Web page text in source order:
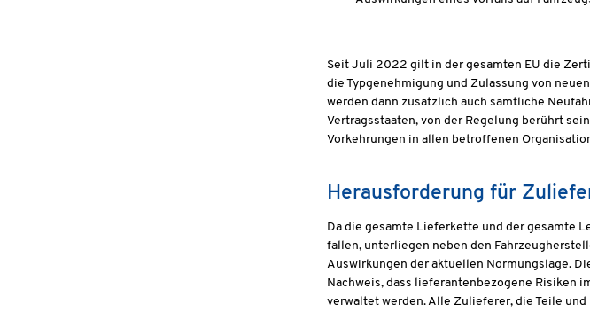
Seit Juli 2022 gilt in der gesamten EU die
die Typgenehmigung und Zulassung von
werden dann zusätzlich auch sämtliche
Vertragsstaaten, von der Regelung berührt
Vorkehrungen in allen betroffenen
Herausforderung für
Da die gesamte Lieferkette und der gesamte
fallen, unterliegen neben den
Auswirkungen der aktuellen Normungslage.
Nachweis, dass lieferantenbezogene Risiken
verwaltet werden. Alle Zulieferer, die Teile und